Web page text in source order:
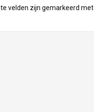
velden zijn gemarkeerd met